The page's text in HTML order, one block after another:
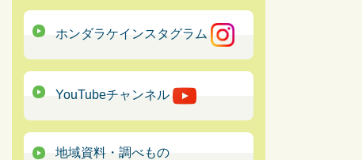
ホンダラケインスタグラム
YouTubeチャンネル
地域資料・調べもの